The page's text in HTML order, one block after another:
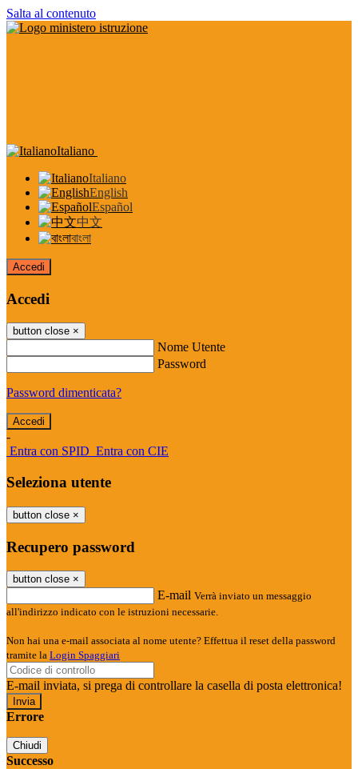
Salta al contenuto
Italiano
Italiano
English
Español
中文
বাংলা
Accedi
Accedi
button close ×
Nome Utente
Password
Password dimenticata?
-
Entra con SPID Entra con CIE
Seleziona utente
button close ×
Recupero password
button close ×
E-mail Verrà inviato un messaggio
all'indirizzo indicato con le istruzioni necessarie.
Non hai una e-mail associata al nome utente? Effettua il reset della password
tramite la Login Spaggiari
E-mail inviata, si prega di controllare la casella di posta elettronica!
Errore
Chiudi
Successo